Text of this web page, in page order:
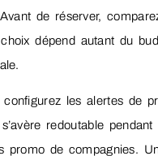
de réserver,
dépend autant du
les alertes de
redoutable
promo de compagnies.